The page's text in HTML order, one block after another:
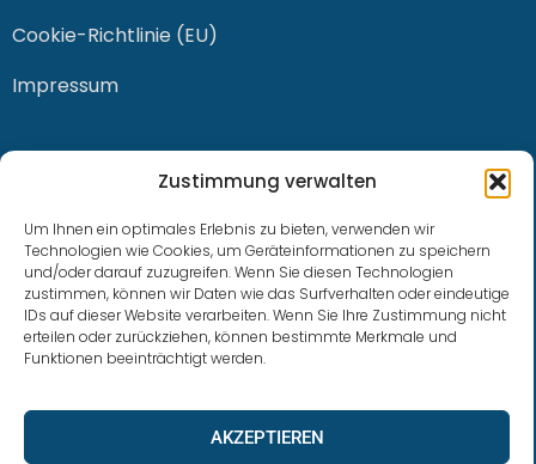
Zustimmung verwalten
Um Ihnen ein optimales Erlebnis zu bieten, verwenden wir
Technologien wie Cookies, um Geräteinformationen zu speichern
und/oder darauf zuzugreifen. Wenn Sie diesen Technologien
zustimmen, können wir Daten wie das Surfverhalten oder eindeutige
IDs auf dieser Website verarbeiten. Wenn Sie Ihre Zustimmung nicht
erteilen oder zurückziehen, können bestimmte Merkmale und
Funktionen beeinträchtigt werden.
AKZEPTIEREN
Cookie-Richtlinie (EU)
Impressum
0228 / 915 614 81
klaus.buhl@libra-invest.de